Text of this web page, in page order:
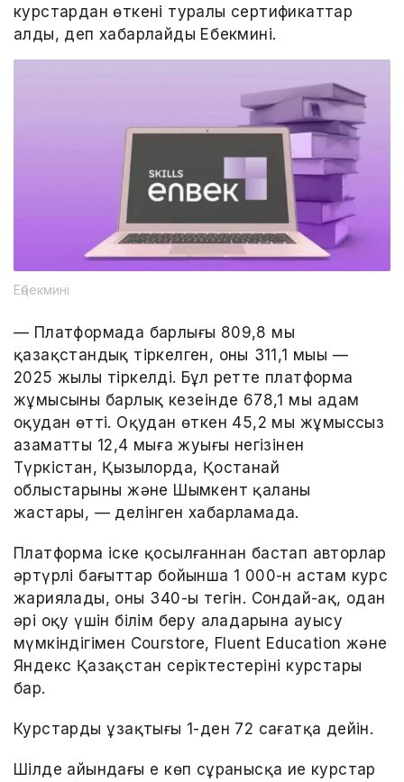
курстардан өткені туралы сертификаттар
алды, деп хабарлайды Еңбекмині.
Еңбекмині
— Платформада барлығы 809,8 мың
қазақстандық тіркелген, оның 311,1 мыңы —
2025 жылы тіркелді. Бұл ретте платформа
жұмысының барлық кезеңінде 678,1 мың адам
оқудан өтті. Оқудан өткен 45,2 мың жұмыссыз
азаматтың 12,4 мыңға жуығы негізінен
Түркістан, Қызылорда, Қостанай
облыстарының және Шымкент қаланың
жастары, — делінген хабарламада.
Платформа іске қосылғаннан бастап авторлар
әртүрлі бағыттар бойынша 1 000-н астам курс
жариялады, оның 340-ы тегін. Сондай-ақ, одан
әрі оқу үшін білім беру алаңдарына ауысу
мүмкіндігімен Courstore, Fluent Education және
Яндекс Қазақстан серіктестерінің курстары
бар.
Курстардың ұзақтығы 1-ден 72 сағатқа дейін.
Шілде айындағы ең көп сұранысқа ие курстар